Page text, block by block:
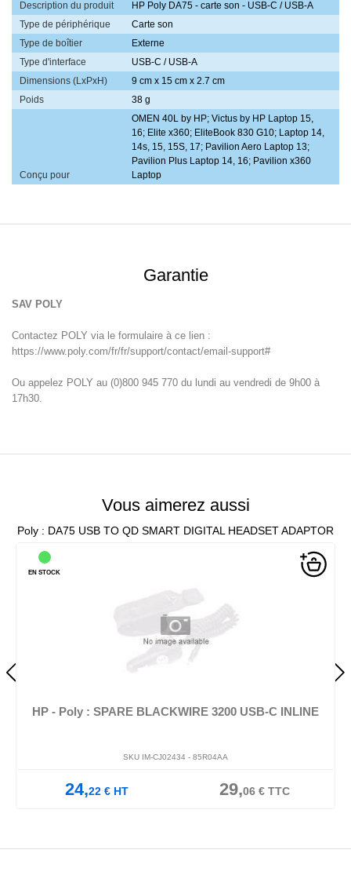
Description du produit
HP Poly DA75 - carte son - USB-C / USB-A
Type de périphérique
Carte son
Type de boîtier
Externe
Type d'interface
USB-C / USB-A
Dimensions (LxPxH)
9 cm x 15 cm x 2.7 cm
Poids
38 g
Conçu pour
OMEN 40L by HP; Victus by HP Laptop 15,
16; Elite x360; EliteBook 830 G10; Laptop 14,
14s, 15, 15S, 17; Pavilion Aero Laptop 13;
Pavilion Plus Laptop 14, 16; Pavilion x360
Laptop
Garantie
SAV POLY
Contactez POLY via le formulaire à ce lien :
https://www.poly.com/fr/fr/support/contact/email-support#
Ou appelez POLY au (0)800 945 770 du lundi au vendredi de 9h00 à
17h30.
Vous aimerez aussi
Poly : DA75 USB TO QD SMART DIGITAL HEADSET ADAPTOR
HP - Poly : SPARE BLACKWIRE 3200 USB-C INLINE
SKU IM-CJ02434 - 85R04AA
24,22 € HT 29,06€TTC
EN STOCK